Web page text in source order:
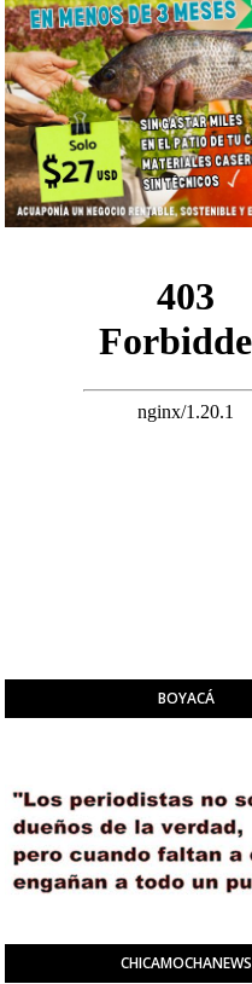
BOYACÁ
CHICAMOCHANEWS